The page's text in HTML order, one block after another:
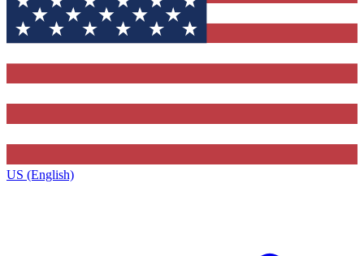
US (English)